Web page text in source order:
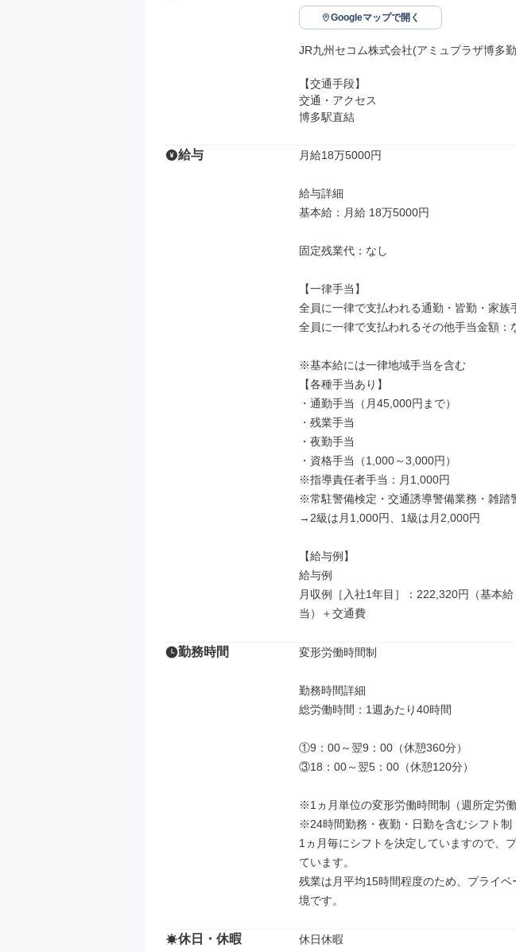
Googleマップで開く
JR九州セコム株式会社(アミュプラザ博多
【交通手段】
交通・アクセス
博多駅直結
給与 月給18万5000円
給与詳細
基本給：月給 18万5000円
固定残業代：なし
【一律手当】
全員に一律で支払われる通勤・皆勤・家族
全員に一律で支払われるその他手当金額：
※基本給には一律地域手当を含む
【各種手当あり】
・通勤手当（月45,000円まで）
・残業手当
・夜勤手当
・資格手当（1,000～3,000円）
※指導責任者手当：月1,000円
※常駐警備検定・交通誘導警備業務・雑踏
→2級は月1,000円、1級は月2,000円
【給与例】
給与例
月収例［入社1年目］：222,320円（基本
当）＋交通費
勤務時間 変形労働時間制
勤務時間詳細
総労働時間：1週あたり40時間
①9：00～翌9：00（休憩360分）
③18：00～翌5：00（休憩120分）
※1ヵ月単位の変形労働時間制（週所定労働
※24時間勤務・夜勤・日勤を含むシフト制
1ヵ月毎にシフトを決定していますので、
ています。
残業は月平均15時間程度のため、プライ
境です。
休日・休暇
休日休暇